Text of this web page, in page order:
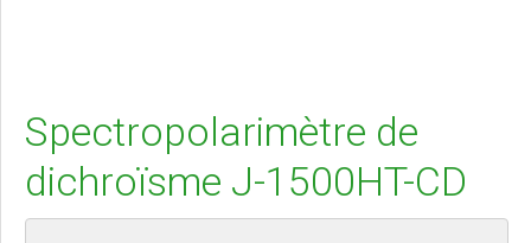
Spectropolarimètre de
dichroïsme J-1500HT-CD